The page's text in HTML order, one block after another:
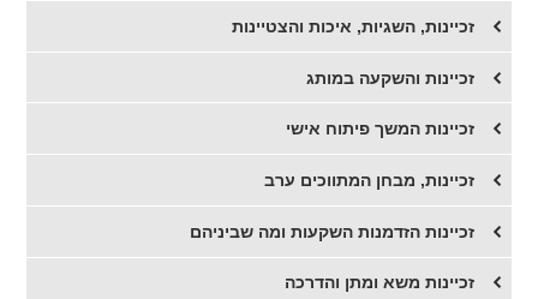
זכיינות, השגיות, איכות והצטיינות
זכיינות והשקעה במותג
זכיינות המשך פיתוח אישי
זכיינות, מבחן המתווכים ערב
זכיינות הזדמנות השקעות ומה שביניהם
זכיינות משא ומתן והדרכה